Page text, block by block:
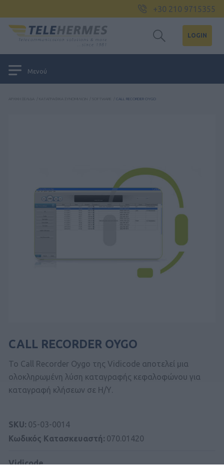
+30 210 9715355
LOGIN
Μενού
ΑΡΧΙΚΉ ΣΕΛΊΔΑ ΚΑΤΑΓΡΑΦΙΚΆ ΣΥΝΟΜΙΛΙΏΝ SOFTWARE CALL RECORDER OYGO
CALL RECORDER OYGO
To Call Recorder Oygo της Vidicode αποτελεί μια
ολοκληρωμένη λύση καταγραφής κεφαλοφώνου για
καταγραφή κλήσεων σε Η/Υ.
SKU: 05-03-0014
Κωδικός Kατασκευαστή: 070.01420
Vidicode